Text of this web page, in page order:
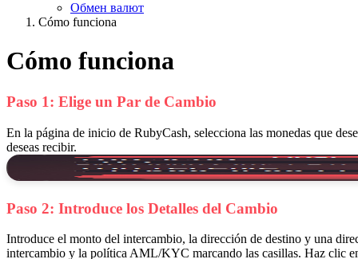
Обмен валют
Cómo funciona
Cómo funciona
Paso 1: Elige un Par de Cambio
En la página de inicio de RubyCash, selecciona las monedas que
deseas recibir.
Paso 2: Introduce los Detalles del Cambio
Introduce el monto del intercambio, la dirección de destino y una
intercambio y la política AML/KYC marcando las casillas. Haz clic